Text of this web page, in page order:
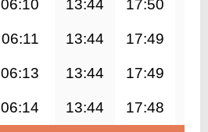
06:10 13:44 17:50
06:11 13:44 17:49
06:13 13:44 17:49
06:14 13:44 17:48